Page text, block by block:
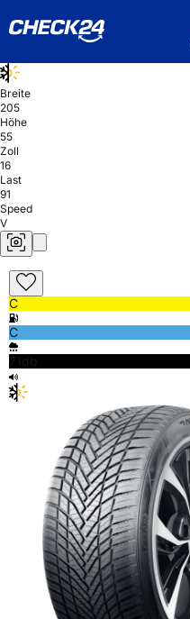
Breite
205
Höhe
55
Zoll
16
Last
91
Speed
V
C
C
71db